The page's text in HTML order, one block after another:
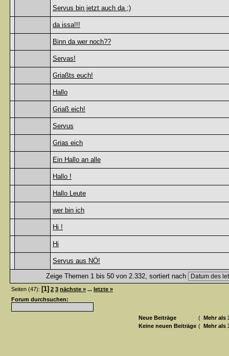
Servus bin jetzt auch da ;)
da issa!!!
Binn da wer noch??
Servas!
Griaßts euch!
Hallo
Griaß eich!
Servus
Grias eich
Ein Hallo an alle
Hallo !
Hallo Leute
wer bin ich
Hi !
Hi
Servus aus NÖ!
Zeige Themen 1 bis 50 von 2.332, sortiert nach
Seiten (47): [1] 2 3 nächste » ... letzte »
Forum durchsuchen:
Neue Beiträge ( Mehr als
Keine neuen Beiträge ( Mehr als